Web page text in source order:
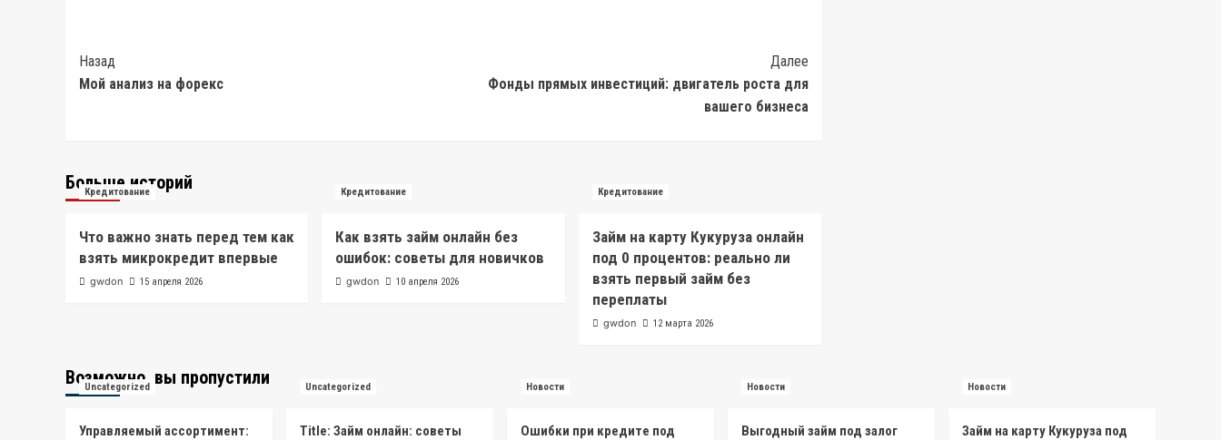
Post
Navigation
Назад
Мой анализ на форекс
Далее
Фонды прямых инвестиций: двигатель роста для
вашего бизнеса
Больше историй
Кредитование
Что важно знать перед тем как
взять микрокредит впервые
gwdon 15 апреля 2026
Кредитование
Как взять займ онлайн без
ошибок: советы для новичков
gwdon 10 апреля 2026
Кредитование
Займ на карту Кукуруза онлайн
под 0 процентов: реально ли
взять первый займ без
переплаты
gwdon 12 марта 2026
Возможно, вы пропустили
Uncategorized
Управляемый ассортимент:
Uncategorized
Title: Займ онлайн: советы
Новости
Ошибки при кредите под
Новости
Выгодный займ под залог
Новости
Займ на карту Кукуруза под